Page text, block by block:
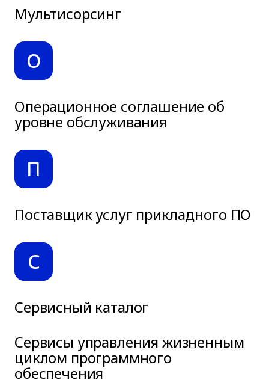
Мультисорсинг
О
Операционное соглашение об
уровне обслуживания
П
Поставщик услуг прикладного ПО
С
Сервисный каталог
Сервисы управления жизненным
циклом программного
обеспечения